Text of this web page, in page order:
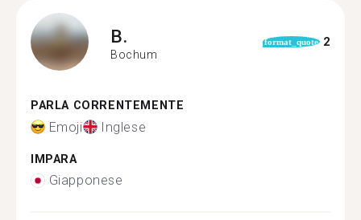
B.
Bochum
format_quote 2
PARLA CORRENTEMENTE
Emoji Inglese
IMPARA
Giapponese